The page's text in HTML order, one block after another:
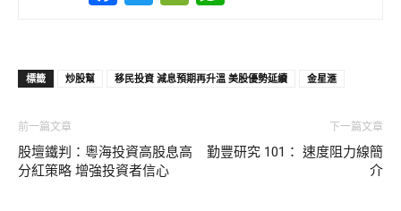
標籤 炒股幫 移民投資 減息預期再升溫 美股優勢延續 金星滙
前一篇文章
股壇鐵判：粵海投資高股息高
分紅策略 增強投資者信心
下一篇文章
勤豐研究 101： 速度阻力線簡
介